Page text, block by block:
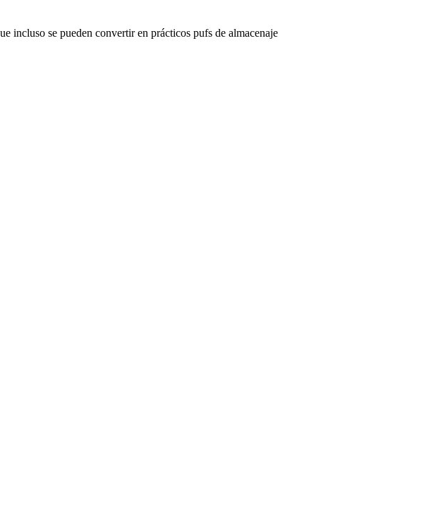
incluso se pueden convertir en prácticos pufs de almacenaje